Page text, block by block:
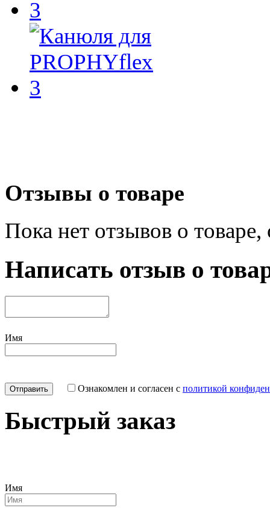
Отзывы о товаре
Пока нет отзывов о товаре,
Написать отзыв о
Имя
Ознакомлен и согласен с политикой
Быстрый заказ
Имя